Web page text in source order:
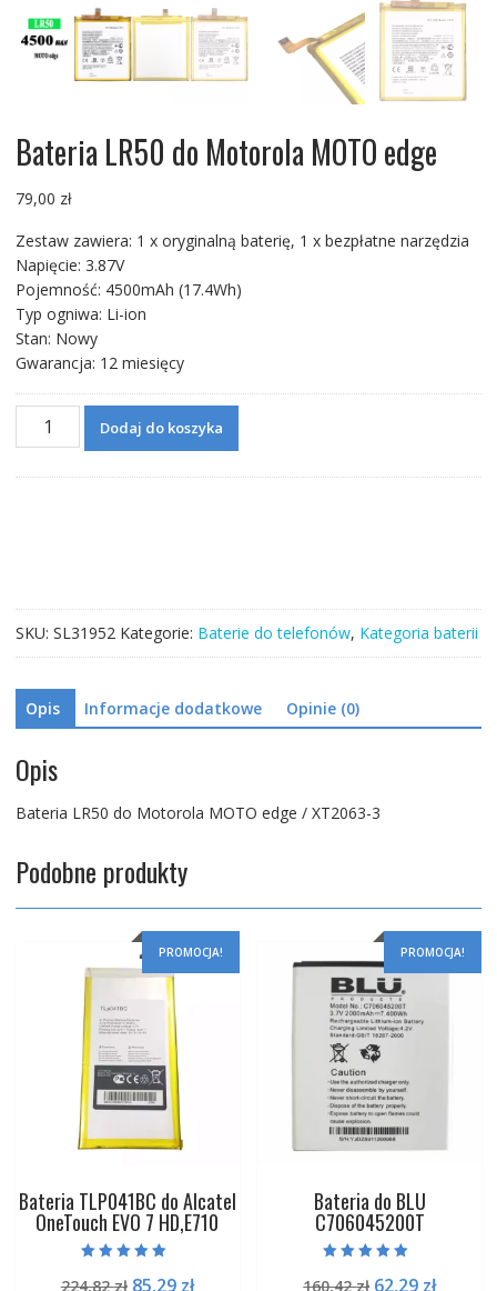
Bateria LR50 do Motorola MOTO edge
79,00 zł
Zestaw zawiera: 1 x oryginalną baterię, 1 x bezpłatne narzędzia
Napięcie: 3.87V
Pojemność: 4500mAh (17.4Wh)
Typ ogniwa: Li-ion
Stan: Nowy
Gwarancja: 12 miesięcy
ilość
Bateria
Dodaj do koszyka
SKU: SL31952 Kategorie: Baterie do telefonów, Kategoria baterii
Opis Informacje dodatkowe Opinie (0)
Opis
Bateria LR50 do Motorola MOTO edge / XT2063-3
Podobne produkty
PROMOCJA!
Bateria TLP041BC do Alcatel
OneTouch EVO 7 HD,E710
5.00
224,82zł Pierwotna
85,29 złAktualna
PROMOCJA!
Bateria do BLU
C706045200T
5.00
160,42zł Pierwotna
62,29 zł